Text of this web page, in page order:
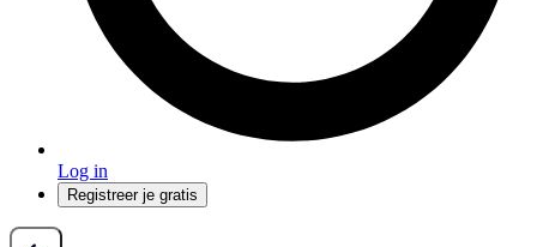
Log in
Registreer je gratis